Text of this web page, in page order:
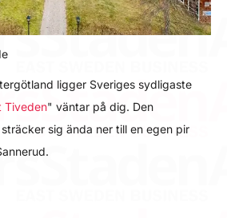
ligger Sveriges sydligaste
Tiveden" väntar på dig. Den
sig ända ner till en egen pir